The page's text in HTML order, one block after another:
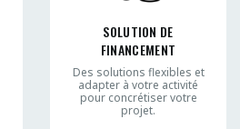
SOLUTION DE
FINANCEMENT
Des solutions flexibles et
adapter à votre activité
pour concrétiser votre
projet.